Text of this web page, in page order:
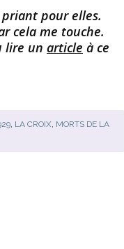
priant pour elles.
cela me touche.
lire un article à ce
, LA CROIX, MORTS DE LA